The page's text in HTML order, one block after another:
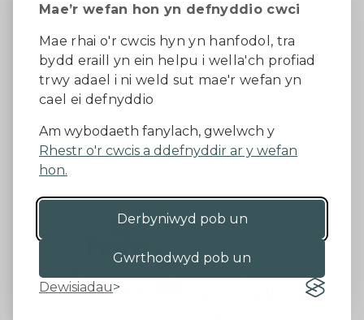
Mae’r wefan hon yn defnyddio cwci
Mae rhai o'r cwcis hyn yn hanfodol, tra
bydd eraill yn ein helpu i wella'ch profiad
trwy adael i ni weld sut mae'r wefan yn
cael ei defnyddio
Am wybodaeth fanylach, gwelwch y
Rhestr o'r cwcis a ddefnyddir ar y wefan
hon.
Derbyniwyd pob un
Gwrthodwyd pob un
Dewisiadau
Newyddion Diweddaraf
Dywedwch eich barn
Facebook
Datganiad Hygyrchedd
Diogelu Data a Phreifatrwydd
Telerau ac amodau
©2026 - Cyngor Sir Powys